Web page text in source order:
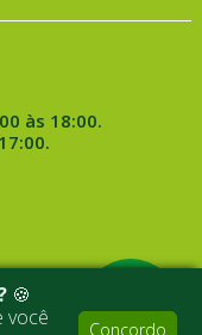
às 18:00.
🍪
você
Concordo